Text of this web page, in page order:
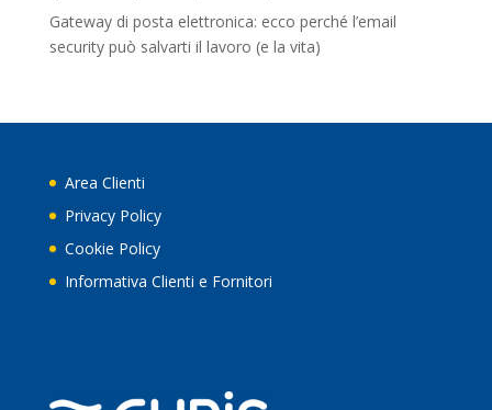
Gateway di posta elettronica: ecco perché l’email
security può salvarti il lavoro (e la vita)
Area Clienti
Privacy Policy
Cookie Policy
Informativa Clienti e Fornitori